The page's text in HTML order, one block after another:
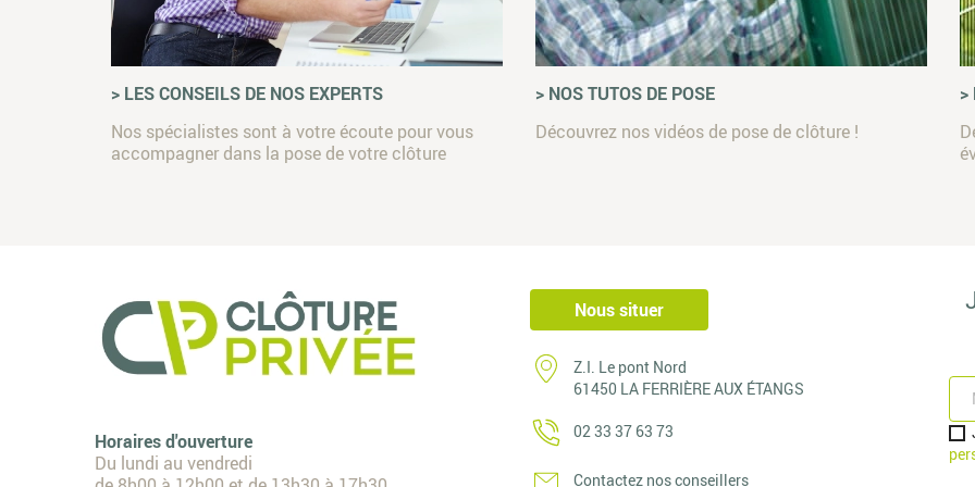
> LES CONSEILS DE NOS EXPERTS
Nos spécialistes sont à votre écoute pour vous
accompagner dans la pose de votre clôture
> NOS TUTOS DE POSE
Découvrez nos vidéos de pose de clôture !
>
Horaires d'ouverture
Du lundi au vendredi
Nous situer
Z.I. Le pont Nord
61450 LA FERRIÈRE AUX ÉTANGS
02 33 37 63 73
Contactez nos conseillers